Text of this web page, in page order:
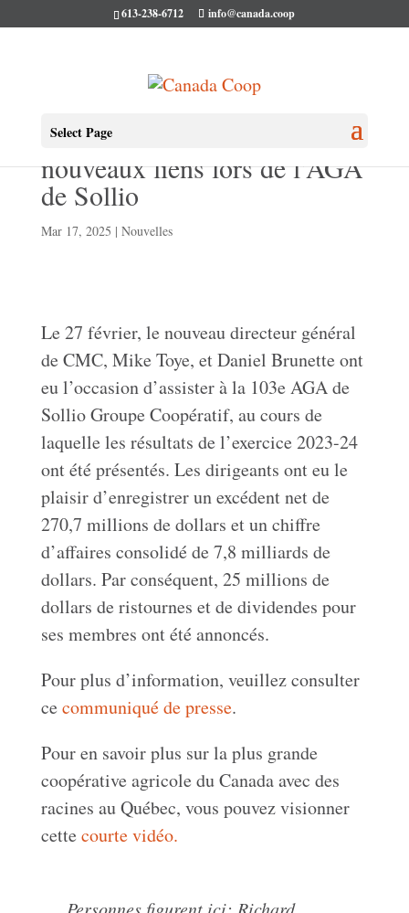
613-238-6712 info@canada.coop
Select Page
Revitaliser et créer de
nouveaux liens lors de l’AGA
de Sollio
Mar 17, 2025 | Nouvelles
Le 27 février, le nouveau directeur général
de CMC, MikeToye, et Daniel Brunette ont
eu l’occasion d’assister à la 103e AGA de
SollioGroupe Coopératif, au cours de
laquelle les résultats de l’exercice 2023-24
ont été présentés. Les dirigeants ont eu le
plaisir d’enregistrer un excédent net de
270,7 millions de dollars et un chiffre
d’affaires consolidé de 7,8 milliards de
dollars. Par conséquent, 25 millions de
dollars de ristournes et de dividendes pour
ses membres ont été annoncés.
Pour plus d’information, veuillez consulter
cecommuniqué de presse.
Pour en savoir plus sur la plus grande
coopérative agricole du Canada avec des
racines au Québec, vous pouvez visionner
cettecourte vidéo.